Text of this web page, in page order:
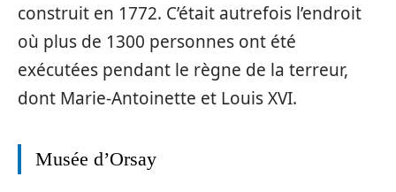
construit en 1772. C’était autrefois l’endroit
où plus de 1300 personnes ont été
exécutées pendant le règne de la terreur,
dont Marie-Antoinette et Louis XVI.
Musée d’Orsay